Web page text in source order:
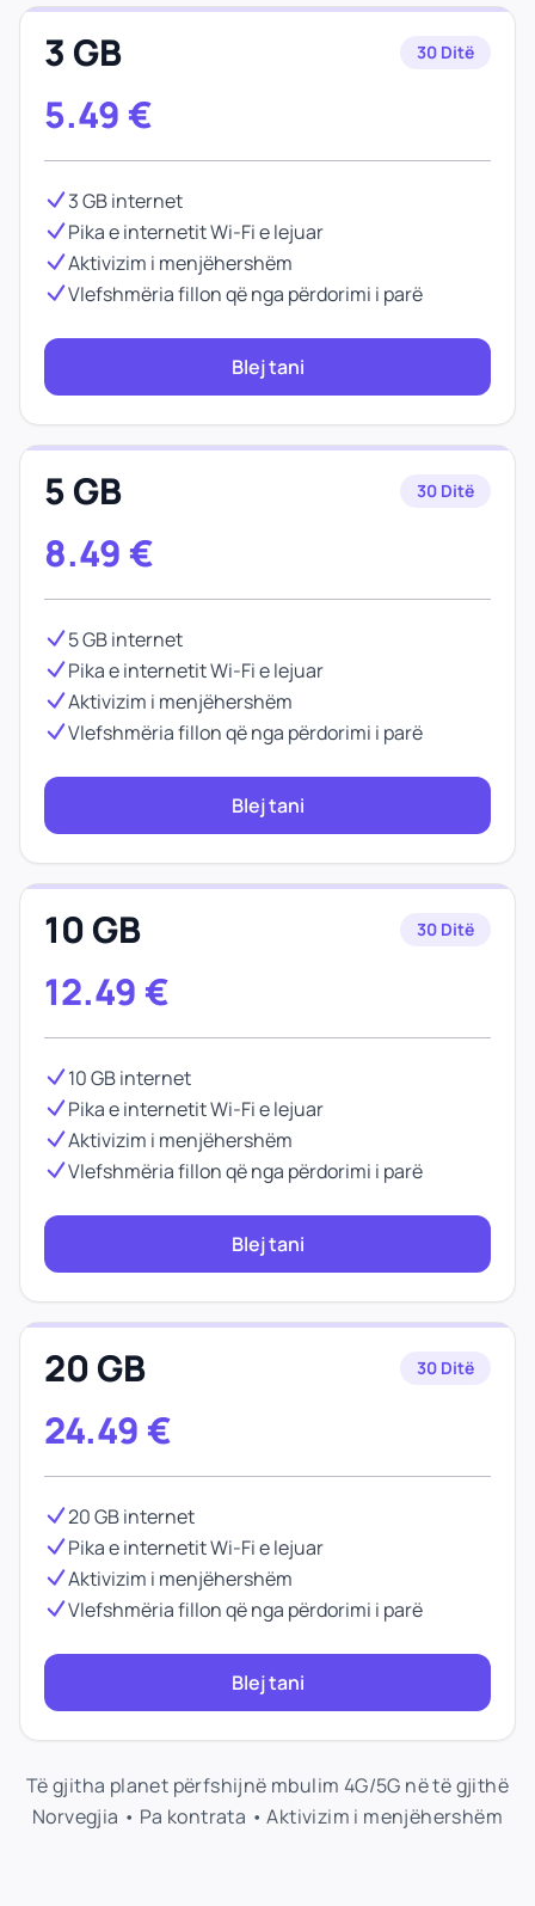
3 GB 30 Ditë
5.49 €
3 GB internet
Pika e internetit Wi-Fi e lejuar
Aktivizim i menjëhershëm
Vlefshmëria fillon që nga përdorimi i parë
Blej tani
5 GB 30 Ditë
8.49 €
5 GB internet
Pika e internetit Wi-Fi e lejuar
Aktivizim i menjëhershëm
Vlefshmëria fillon që nga përdorimi i parë
Blej tani
10 GB 30 Ditë
12.49 €
10 GB internet
Pika e internetit Wi-Fi e lejuar
Aktivizim i menjëhershëm
Vlefshmëria fillon që nga përdorimi i parë
Blej tani
20 GB 30 Ditë
24.49 €
20 GB internet
Pika e internetit Wi-Fi e lejuar
Aktivizim i menjëhershëm
Vlefshmëria fillon që nga përdorimi i parë
Blej tani
Të gjitha planet përfshijnë mbulim 4G/5G në të gjithë
Norvegjia • Pa kontrata • Aktivizim i menjëhershëm